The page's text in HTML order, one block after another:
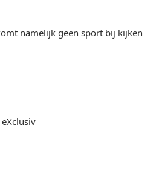
namelijk geen sport bij kijken